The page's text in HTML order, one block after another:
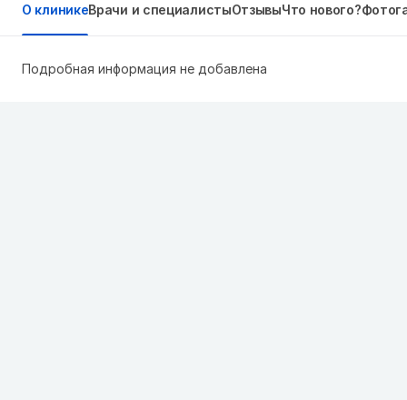
О клиникеВрачи и специалистыОтзывыЧто нового?
Подробная информация не добавлена